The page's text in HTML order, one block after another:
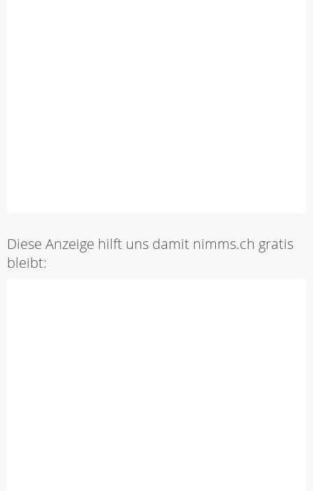
Diese Anzeige hilft uns damit nimms.ch gratis
bleibt: